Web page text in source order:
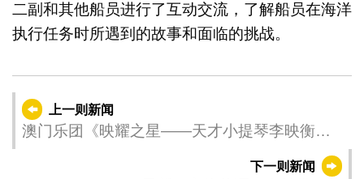
二副和其他船员进行了互动交流，了解船员在海洋
执行任务时所遇到的故事和面临的挑战。
上一则新闻
澳门乐团《映耀之星——天才小提琴李映衡》
下一则新闻